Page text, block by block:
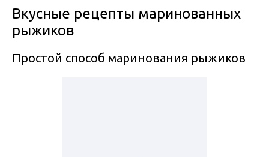
Вкусные рецепты маринованных
рыжиков
Простой способ маринования рыжиков